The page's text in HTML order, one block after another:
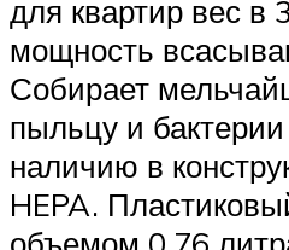
для квартир вес в
мощность
Собирает
пыльцу и бактерии
наличию в
HEPA.